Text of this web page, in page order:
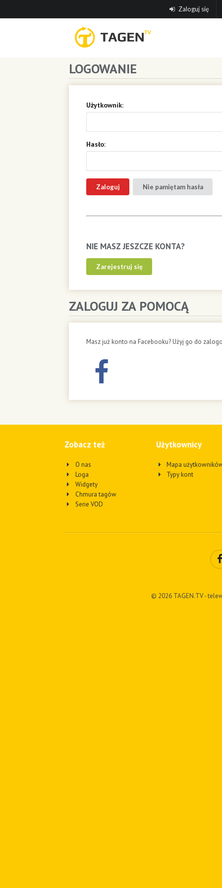
Zaloguj się
LOGOWANIE
Użytkownik:
Hasło:
Nie pamiętam hasła
NIE MASZ JESZCZE KONTA?
Zarejestruj się
ZALOGUJ ZA POMOCĄ
Masz już konto na Facebooku? Użyj go do
Zobacz też
O nas
Loga
Widgety
Chmura tagów
Serie VOD
Użytkownicy
Mapa
Typy kont
© 2026 TAGEN.TV -